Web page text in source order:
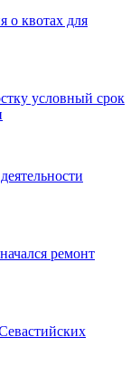
о квотах для
условный срок
ремонт